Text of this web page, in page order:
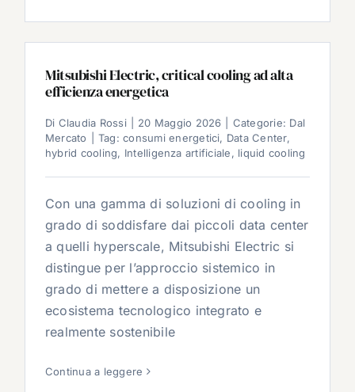
Mitsubishi Electric, critical cooling ad alta
efficienza energetica
Di Claudia Rossi 20 Maggio 2026 Categorie: Dal
Mercato
Tag:consumi energetici, Data Center,
hybrid cooling, Intelligenza artificiale, liquid cooling
Con una gamma di soluzioni di cooling in
grado di soddisfare dai piccoli data center
a quelli hyperscale, Mitsubishi Electric si
distingue per l’approccio sistemico in
grado di mettere a disposizione un
ecosistema tecnologico integrato e
realmente sostenibile
Continua a leggere